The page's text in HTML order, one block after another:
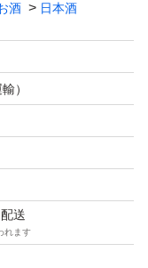
ださい。
があったため、お
ージでご連絡くだ
メッセージでご連
酒
日本酒
）
送
れます